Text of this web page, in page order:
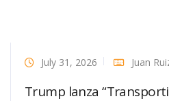
July 31, 2026 Juan
Trump lanza